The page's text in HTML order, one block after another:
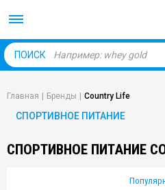
ПОИСК
Главная Бренды Country Life
СПОРТИВНОЕ ПИТАНИЕ
СПОРТИВНОЕ ПИТАНИЕ